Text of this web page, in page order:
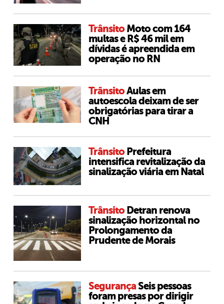
TrânsitoMoto com 164
multas e R$ 46 mil em
dívidas é apreendida em
operação no RN
TrânsitoAulas em
autoescola deixam de ser
obrigatórias para tirar a
CNH
Trânsito Prefeitura
intensifica revitalização da
sinalização viária em Natal
Trânsito Detran renova
sinalização horizontal no
Prolongamento da
Prudente de Morais
SegurançaSeis pessoas
foram presas por dirigir